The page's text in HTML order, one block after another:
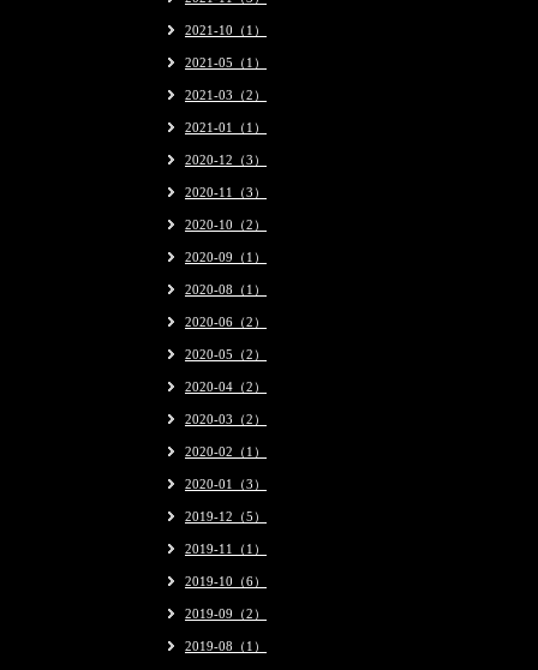
2021-10（1）
2021-05（1）
2021-03（2）
2021-01（1）
2020-12（3）
2020-11（3）
2020-10（2）
2020-09（1）
2020-08（1）
2020-06（2）
2020-05（2）
2020-04（2）
2020-03（2）
2020-02（1）
2020-01（3）
2019-12（5）
2019-11（1）
2019-10（6）
2019-09（2）
2019-08（1）